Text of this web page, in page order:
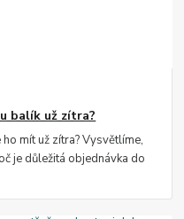
balík už zítra?
mít už zítra? Vysvětlíme,
je důležitá objednávka do